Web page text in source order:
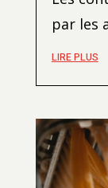
par les
LIRE PLUS